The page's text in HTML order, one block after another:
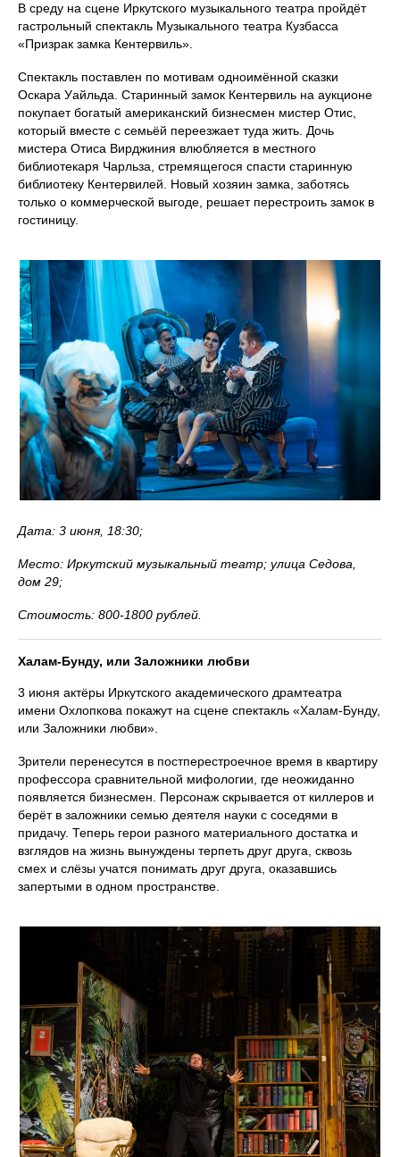
В среду на сцене Иркутского музыкального театра пройдёт
гастрольный спектакль Музыкального театра Кузбасса
«Призрак замка Кентервиль».
Спектакль поставлен по мотивам одноимённой сказки
Оскара Уайльда. Старинный замок Кентервиль на аукционе
покупает богатый американский бизнесмен мистер Отис,
который вместе с семьёй переезжает туда жить. Дочь
мистера Отиса Вирджиния влюбляется в местного
библиотекаря Чарльза, стремящегося спасти старинную
библиотеку Кентервилей. Новый хозяин замка, заботясь
только о коммерческой выгоде, решает перестроить замок в
гостиницу.
Дата: 3 июня, 18:30;
Место: Иркутский музыкальный театр; улица Седова,
дом 29;
Стоимость: 800-1800 рублей.
Халам-Бунду, или Заложники любви
3 июня актёры Иркутского академического драмтеатра
имени Охлопкова покажут на сцене спектакль «Халам-Бунду,
или Заложники любви».
Зрители перенесутся в постперестроечное время в квартиру
профессора сравнительной мифологии, где неожиданно
появляется бизнесмен. Персонаж скрывается от киллеров и
берёт в заложники семью деятеля науки с соседями в
придачу. Теперь герои разного материального достатка и
взглядов на жизнь вынуждены терпеть друг друга, сквозь
смех и слёзы учатся понимать друг друга, оказавшись
запертыми в одном пространстве.